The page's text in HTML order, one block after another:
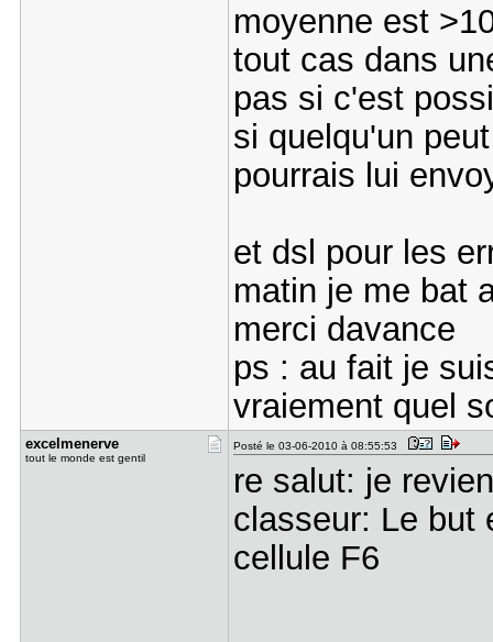
moyenne est
tout cas dans
pas si c'est
si quelqu'un
pourrais lui
et dsl pour les
matin je me bat
merci davance
ps : au fait je
vraiement quel
excelmener​ve
tout le monde est gentil
Posté le 03-06-2010 à 08:55:53
re salut: je
classeur: Le but
cellule F6